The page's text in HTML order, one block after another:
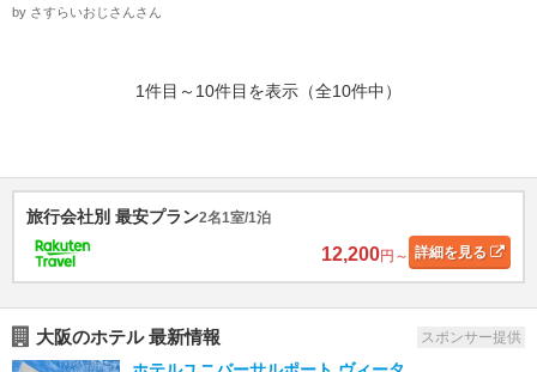
by さすらいおじさんさん
1件目～10件目を表示（全10件中）
旅行会社別 最安プラン2名1室/1泊
12,200円～ 詳細を見る
大阪のホテル 最新情報 スポンサー提供